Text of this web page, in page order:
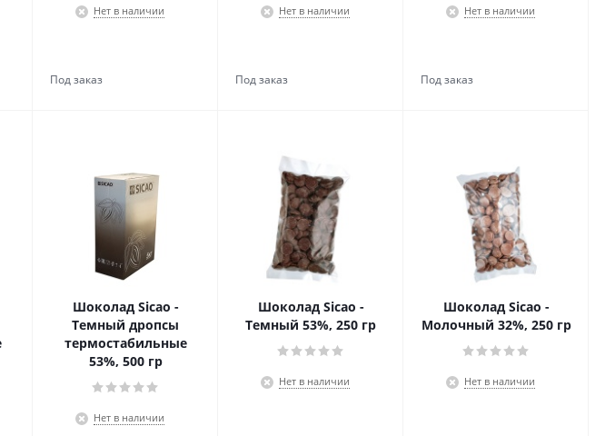
Нет в наличии Нет в наличии Нет в наличии
Шоколад Sicao -
Темный дропсы
термостабильные
53%, 500 гр
Нет в наличии
Шоколад Sicao -
Темный 53%, 250 гр
Нет в наличии
Шоколад Sicao -
Молочный 32%, 250 гр
Нет в наличии